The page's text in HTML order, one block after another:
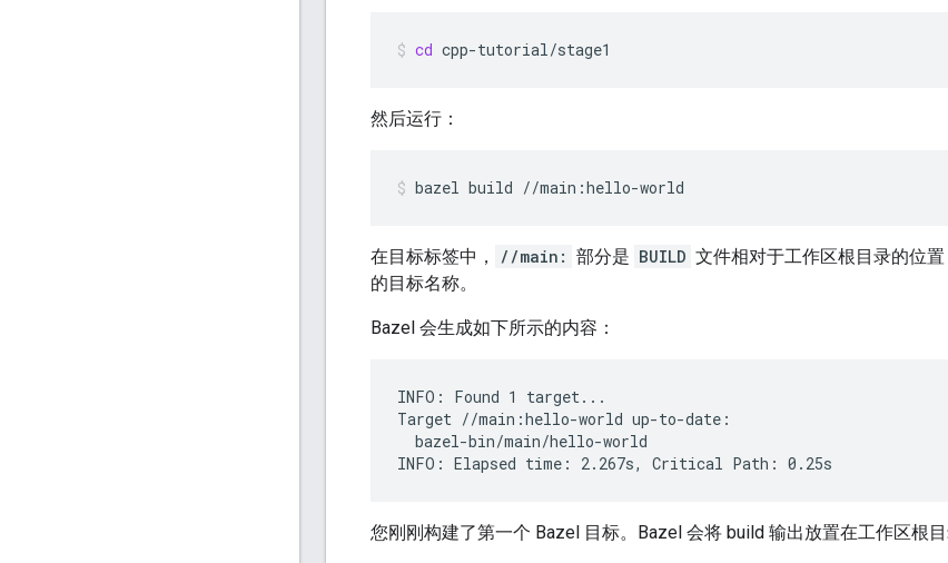
cd cpp-tutorial/stage1
然后运行：
bazel build //main:hello-world
在目标标签中， //main: 部分是 BUILD 文件相对于工作区根目录的位
的目标名称。
Bazel 会生成如下所示的内容：
INFO: Found 1 target...
Target //main:hello-world up-to-date:
  bazel-bin/main/hello-world
您刚刚构建了第一个 Bazel 目标。Bazel 会将 build 输出放置在工作区根